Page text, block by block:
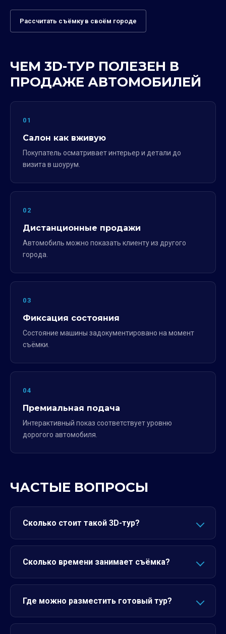
Рассчитать съёмку в своём городе
ЧЕМ 3D-ТУР ПОЛЕЗЕН В
ПРОДАЖЕ АВТОМОБИЛЕЙ
01
Салон как вживую
Покупатель осматривает интерьер и детали до
визита в шоурум.
02
Дистанционные продажи
Автомобиль можно показать клиенту из другого
города.
03
Фиксация состояния
Состояние машины задокументировано на момент
съёмки.
04
Премиальная подача
Интерактивный показ соответствует уровню
дорогого автомобиля.
ЧАСТЫЕ ВОПРОСЫ
Сколько стоит такой 3D-тур?
Сколько времени занимает съёмка?
Где можно разместить готовый тур?